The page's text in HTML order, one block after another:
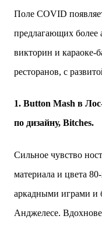
Поле COVID
предлагающих более
викторин и караоке-
ресторанов, с
1. Button Mash в
по дизайну, Bitches.
Сильное чувство
материала и цвета
аркадными играми и
Анджелесе.